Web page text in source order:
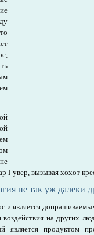
Гувер, вызывая хохот
не так уж далеки
и является
на других
является продуктом